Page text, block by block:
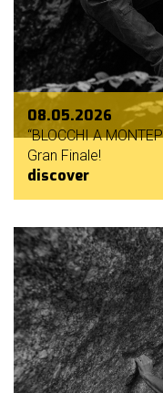
08.05.2026
“BLOCCHI A
Gran Finale!
discover